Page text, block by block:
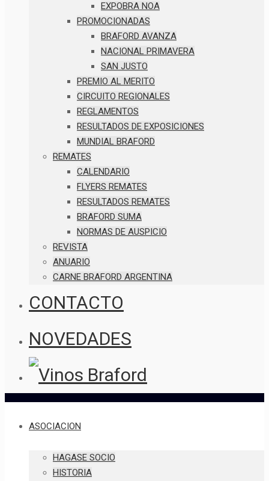
EXPOBRA NOA
PROMOCIONADAS
BRAFORD AVANZA
NACIONAL PRIMAVERA
SAN JUSTO
PREMIO AL MERITO
CIRCUITO REGIONALES
REGLAMENTOS
RESULTADOS DE EXPOSICIONES
MUNDIAL BRAFORD
REMATES
CALENDARIO
FLYERS REMATES
RESULTADOS REMATES
BRAFORD SUMA
NORMAS DE AUSPICIO
REVISTA
ANUARIO
CARNE BRAFORD ARGENTINA
CONTACTO
NOVEDADES
ASOCIACION
HAGASE SOCIO
HISTORIA